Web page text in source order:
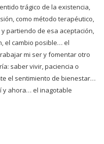
trágico de la existencia,
como método terapéutico,
partiendo de esa aceptación,
el cambio posible… el
mi ser y fomentar otro
saber vivir, paciencia o
el sentimiento de bienestar…
y ahora… el inagotable